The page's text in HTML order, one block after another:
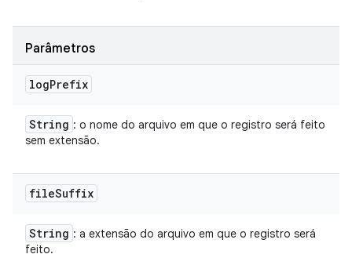
Parâmetros
logPrefix
String : o nome do arquivo em que o registro será feito
sem extensão.
fileSuffix
String : a extensão do arquivo em que o registro será
feito.